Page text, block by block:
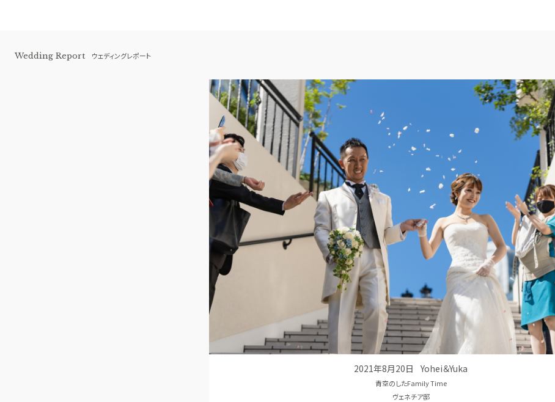
横浜 アートグレイス ポートサイドヴィ
TOP
FAIR INFO
ブライダルフェアの魅力をご案内
PHOTO GALLERY
フォトギャラリー
CEREMONY
挙式
CUISINE
料理
CONCEPT
コンセプト
GUEST
ご列席者の皆さまへ
SUPPORT
お手伝い
Wedding Report ウェディングレポート
2021年8月20日 Yohei＆Yuka
青空のしたFamily Time
ヴェネチア邸